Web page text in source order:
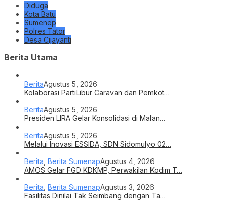
Diduga
Kota Batu
Sumenep
Polres Tator
Desa Cijayanti
Berita Utama
BeritaAgustus 5, 2026
Kolaborasi PartiLibur Caravan dan Pemkot…
BeritaAgustus 5, 2026
Presiden LIRA Gelar Konsolidasi di Malan…
BeritaAgustus 5, 2026
Melalui Inovasi ESSIDA, SDN Sidomulyo 02…
Berita Berita SumenapAgustus 4, 2026
AMOS Gelar FGD KDKMP, Perwakilan Kodim T…
Berita Berita SumenapAgustus 3, 2026
Fasilitas Dinilai Tak Seimbang dengan Ta…